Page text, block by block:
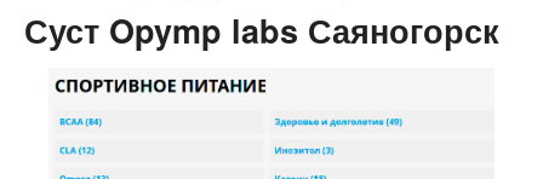
Суст Opymp labs Саяногорск